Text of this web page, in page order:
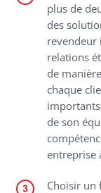
plus de
des
revendeur
relations
de
chaque
de son
entreprise
Choisir un